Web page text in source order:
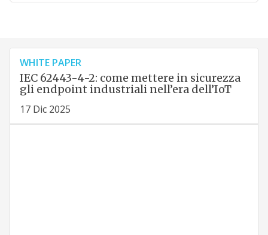
WHITE PAPER
IEC 62443-4-2: come mettere in sicurezza
gli endpoint industriali nell’era dell’IoT
17 Dic 2025